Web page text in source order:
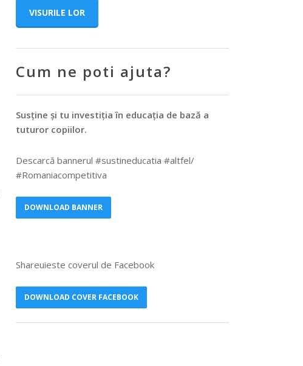
VISURILE LOR
Cum ne poti ajuta?
Susține și tu investiția în educația de bază a
tuturor copiilor.
Descarcă bannerul #sustineducatia #altfel/
#Romaniacompetitiva
DOWNLOAD BANNER
Shareuieste coverul de Facebook
DOWNLOAD COVER FACEBOOK